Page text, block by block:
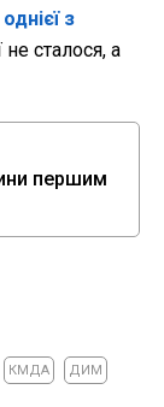
з
не сталося, а
першим
КМДА ДИМ